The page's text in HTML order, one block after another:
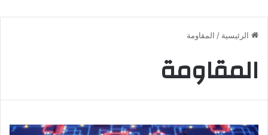
الرئيسية / المقاومة
المقاومة